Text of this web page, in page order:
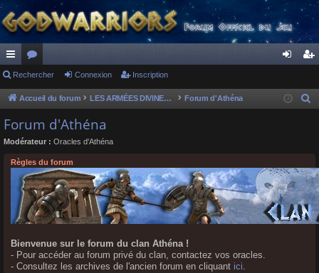
ac
co
ur
ci
or
u
s
ne cri
Rechercher Connexion Inscription
Accueil du forum LES ARMÉES DIVINES - FORUMS DE CLAN Forum d'Athéna
r
c
h
e
Forum d'Athéna
Modérateur : Oracles d'Athéna
Règles du forum
Bienvenue sur le forum du clan Athéna !
- Pour accéder au forum privé du clan, contactez vos oracles.
- Consultez les archives de l'ancien forum en cliquant ici.